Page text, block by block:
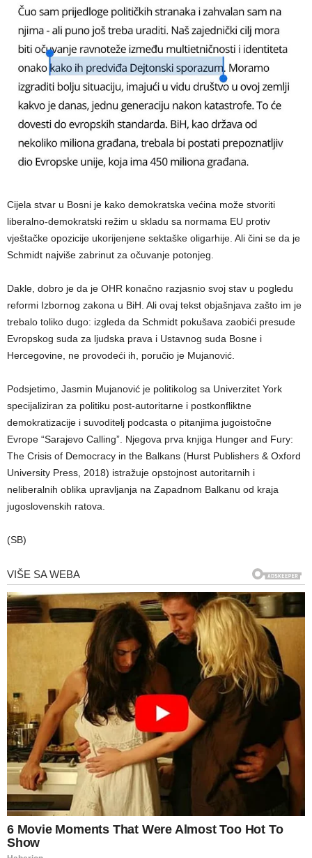
Cijela stvar u Bosni je kako demokratska većina može stvoriti
liberalno-demokratski režim u skladu sa normama EU protiv
vještačke opozicije ukorijenjene sektaške oligarhije. Ali čini se da je
Schmidt najviše zabrinut za očuvanje potonjeg.
Dakle, dobro je da je OHR konačno razjasnio svoj stav u pogledu
reformi Izbornog zakona u BiH. Ali ovaj tekst objašnjava zašto im je
trebalo toliko dugo: izgleda da Schmidt pokušava zaobići presude
Evropskog suda za ljudska prava i Ustavnog suda Bosne i
Hercegovine, ne provodeći ih, poručio je Mujanović.
Podsjetimo, Jasmin Mujanović je politikolog sa Univerzitet York
specijaliziran za politiku post-autoritarne i postkonfliktne
demokratizacije i suvoditelj podcasta o pitanjima jugoistočne
Evrope “Sarajevo Calling”. Njegova prva knjiga Hunger and Fury:
The Crisis of Democracy in the Balkans (Hurst Publishers & Oxford
University Press, 2018) istražuje opstojnost autoritarnih i
neliberalnih oblika upravljanja na Zapadnom Balkanu od kraja
jugoslovenskih ratova.
(SB)